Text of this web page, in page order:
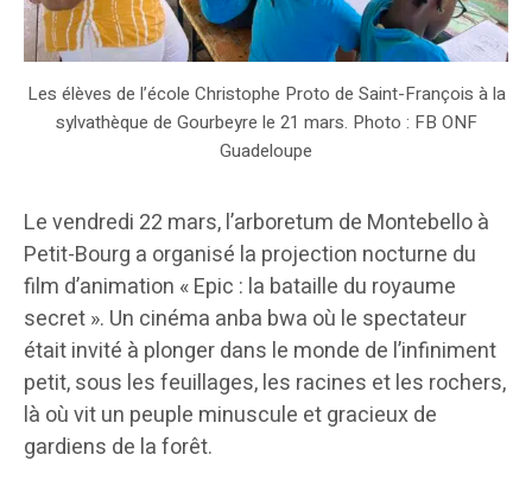
Les élèves de l’école Christophe Proto de Saint-François à la
sylvathèque de Gourbeyre le 21 mars. Photo : FB ONF
Guadeloupe
Le vendredi 22 mars, l’arboretum de Montebello à
Petit-Bourg a organisé la projection nocturne du
film d’animation « Epic : la bataille du royaume
secret ». Un cinéma anba bwa où le spectateur
était invité à plonger dans le monde de l’infiniment
petit, sous les feuillages, les racines et les rochers,
là où vit un peuple minuscule et gracieux de
gardiens de la forêt.